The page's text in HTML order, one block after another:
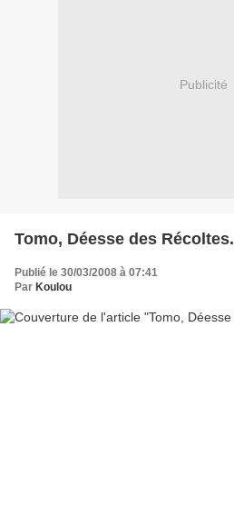
Publicité
Tomo, Déesse des Récoltes.
Publié le 30/03/2008 à 07:41
Par Koulou